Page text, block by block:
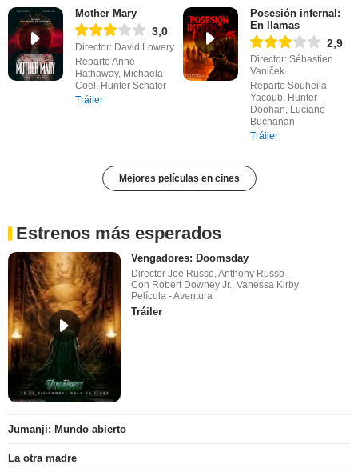
Mother Mary
3,0
Director: David Lowery
Reparto Anne
Hathaway, Michaela
Coel, Hunter Schafer
Tráiler
Posesión infernal:
En llamas
2,9
Director: Sébastien
Vaniček
Reparto Souheila
Yacoub, Hunter
Doohan, Luciane
Buchanan
Tráiler
Mejores películas en cines
Estrenos más esperados
Vengadores: Doomsday
Director Joe Russo, Anthony Russo
Con Robert Downey Jr., Vanessa Kirby
Película - Aventura
Tráiler
Jumanji: Mundo abierto
La otra madre